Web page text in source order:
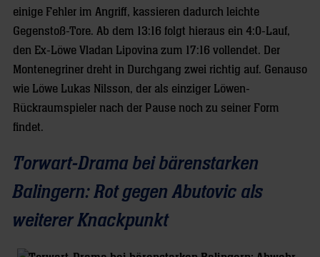
einige Fehler im Angriff, kassieren dadurch leichte
Gegenstoß-Tore. Ab dem 13:16 folgt hieraus ein 4:0-Lauf,
den Ex-Löwe Vladan Lipovina zum 17:16 vollendet. Der
Montenegriner dreht in Durchgang zwei richtig auf. Genauso
wie Löwe Lukas Nilsson, der als einziger Löwen-
Rückraumspieler nach der Pause noch zu seiner Form
findet.
Torwart-Drama bei bärenstarken
Balingern: Rot gegen Abutovic als
weiterer Knackpunkt